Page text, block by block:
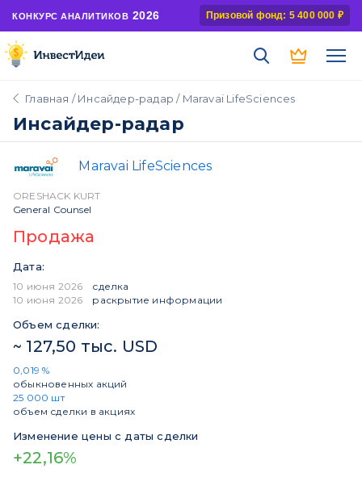
КОНКУРС АНАЛИТИКОВ 2026 Призовой фонд: 5 400 000 ₽
Главная /Инсайдер-радар / Maravai LifeSciences
Инсайдер-радар
Maravai LifeSciences
ORESHACK KURT
General Counsel
Продажа
Дата:
10 июня 2026
сделка
10 июня 2026
раскрытие информации
Объем сделки:
~ 127,50 тыс. USD
0,019 %
обыкновенных акций
25 000 шт
объем сделки в акциях
Изменение цены с даты сделки
+22,16%